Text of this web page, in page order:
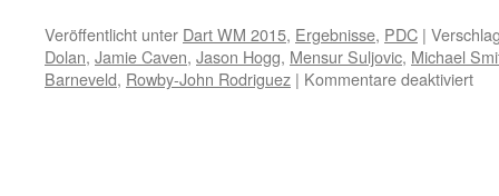
Veröffentlicht unter Dart WM 2015, Ergebnisse, PDC |
Dolan, Jamie Caven, Jason Hogg, Mensur Suljovic, Michael
Barneveld, Rowby-John Rodriguez | Kommentare deaktiviertfür